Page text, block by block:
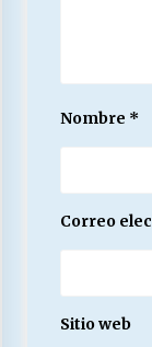
Nombre *
Correo
Sitio web